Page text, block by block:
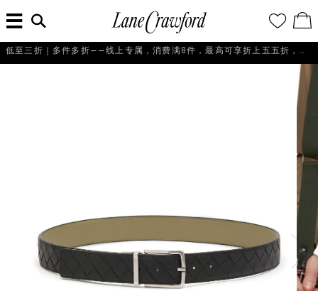
佛
探
的
愿
望
清
单
看
／
修
改
购
物
袋
单
入
搜
索
信
息...
谢霆锋｜EVOLUTION联名七夕限定礼盒 全新上线，即刻选购！